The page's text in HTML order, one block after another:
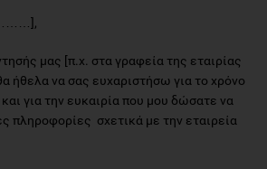
μας [π.χ. στα γραφεία της εταιρίας
ήθελα να σας ευχαριστήσω για το χρόνο
για την ευκαιρία που μου δώσατε να
πληροφορίες σχετικά με την εταιρεία